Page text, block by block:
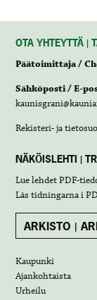
OTA YHTEYTTÄ |
Päätoimittaja /
Sähköposti / E-
Rekisteri- ja
NÄKÖISLEHTI |
Lue lehdetPDF-
Läs tidningarna i
ARKISTO |
Kaupunki
Ajankohtaista
Urheilu